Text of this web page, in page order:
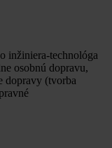
inžiniera-technológa
osobnú dopravu,
dopravy (tvorba